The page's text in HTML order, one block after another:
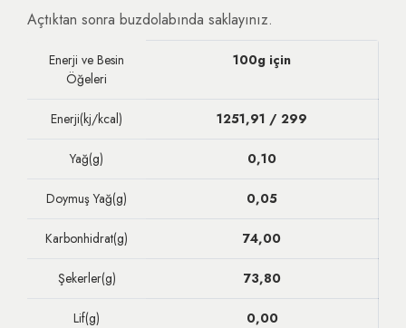
Açtıktan sonra buzdolabında saklayınız.
Enerji ve Besin
Öğeleri
100g için
Enerji(kj/kcal) 1251,91 / 299
Yağ(g) 0,10
Doymuş Yağ(g) 0,05
Karbonhidrat(g) 74,00
Şekerler(g) 73,80
Lif(g) 0,00